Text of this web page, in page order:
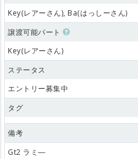
Key(レアーさん), Ba(はっしーさん)
譲渡可能パート
Key(レアーさん)
ステータス
エントリー募集中
タグ
備考
Gt2 ラミ―